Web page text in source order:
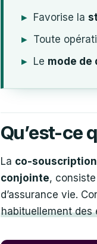
Favorise la
Toute
Le mode de
Qu’est-ce
La co-souscription
conjointe,
d’assurance vie.
habituellement des